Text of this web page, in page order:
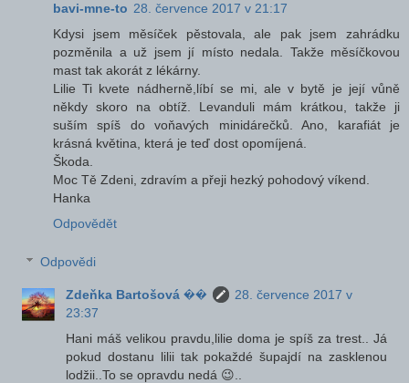
bavi-mne-to 28. července 2017 v 21:17
Kdysi jsem měsíček pěstovala, ale pak jsem zahrádku
pozměnila a už jsem jí místo nedala. Takže měsíčkovou
mast tak akorát z lékárny.
Lilie Ti kvete nádherně,líbí se mi, ale v bytě je její vůně
někdy skoro na obtíž. Levanduli mám krátkou, takže ji
suším spíš do voňavých minidárečků. Ano, karafiát je
krásná květina, která je teď dost opomíjená.
Škoda.
Moc Tě Zdeni, zdravím a přeji hezký pohodový víkend.
Hanka
Odpovědět
Odpovědi
Zdeňka Bartošová ��
28. července 2017 v
23:37
Hani máš velikou pravdu,lilie doma je spíš za trest.. Já
pokud dostanu lilii tak pokaždé šupajdí na zasklenou
lodžii..To se opravdu nedá 😉..